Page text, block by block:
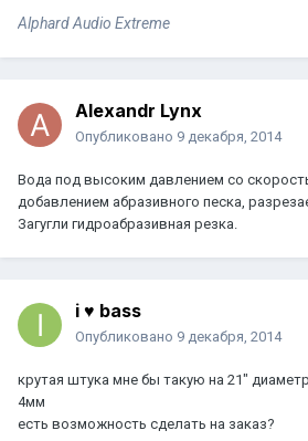
Alphard Audio Extreme
Alexandr Lynx
Опубликовано 9 декабря, 2014
Вода под высоким давлением со
добавлением абразивного песка,
Загугли гидроабразивная резка.
i ♥ bass
Опубликовано 9 декабря, 2014
крутая штука мне бы такую на 21"
4мм
есть возможность сделать на заказ?